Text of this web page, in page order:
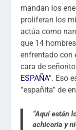
mandan los
proliferan los
actúa como
que 14
enfrentado con
cara de
ESPAÑA”. Eso
“españita” de
“Aquí están
achicoria y